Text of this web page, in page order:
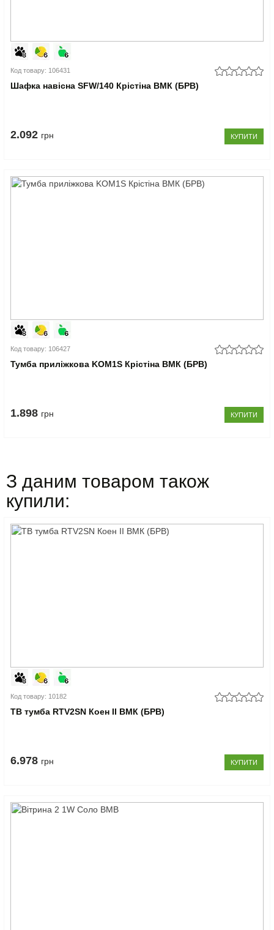
Код товару: 106431
Шафка навісна SFW/140 Крістіна ВМК (БРВ)
2.092 грн КУПИТИ
Код товару: 106427
Тумба приліжкова KOM1S Крістіна ВМК (БРВ)
1.898 грн КУПИТИ
З даним товаром також
купили:
Код товару: 10182
ТВ тумба RTV2SN Коен II ВМК (БРВ)
6.978 грн КУПИТИ